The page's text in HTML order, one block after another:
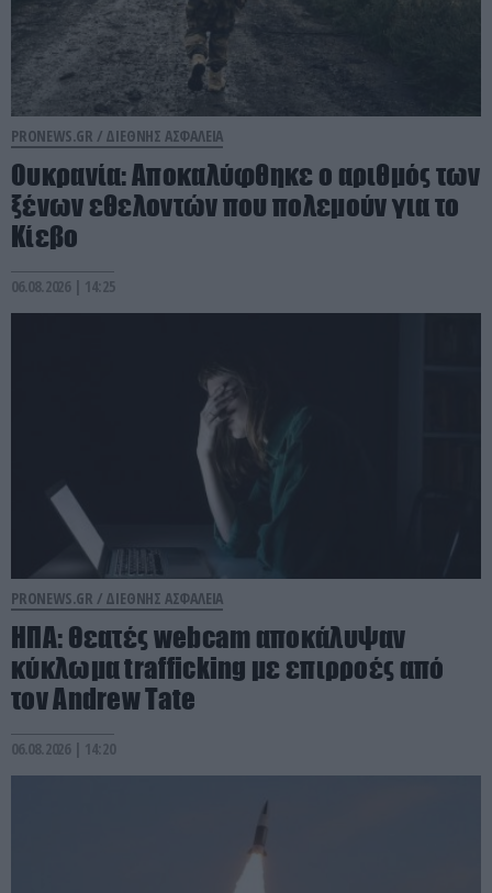
PRONEWS.GR / ΔΙΕΘΝΗΣ ΑΣΦΑΛΕΙΑ
Ουκρανία: Αποκαλύφθηκε ο αριθμός των
ξένων εθελοντών που πολεμούν για το
Κίεβο
06.08.2026 | 14:25
PRONEWS.GR / ΔΙΕΘΝΗΣ ΑΣΦΑΛΕΙΑ
ΗΠΑ: Θεατές webcam αποκάλυψαν
κύκλωμα trafficking με επιρροές από
τον Andrew Tate
06.08.2026 | 14:20